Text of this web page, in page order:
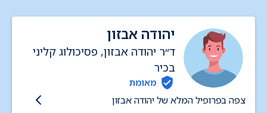
יהודה אבזון
ד״ר יהודה אבזון, פסיכולוג קליני
בכיר
מאומת
צפה בפרופיל המלא של יהודה אבזון